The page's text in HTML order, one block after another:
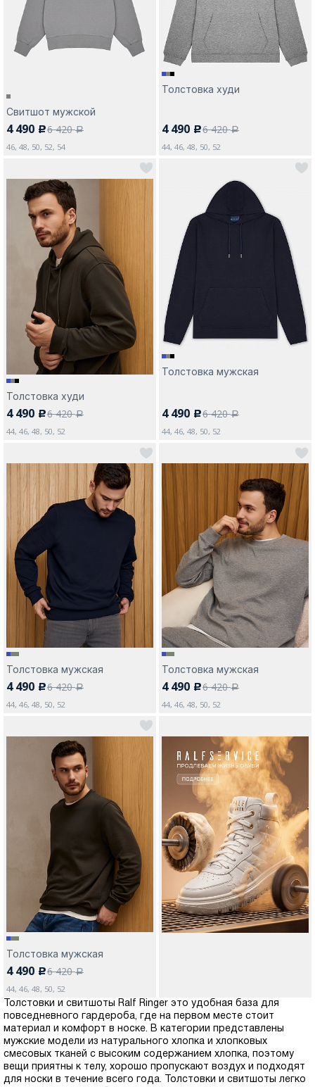
Да, все верно Изменить город
О компании
Покупателям
Свитшот мужской
4 490 c6 420a
46, 48, 50, 52, 54
Толстовка худи
4 490 c6 420a
44, 46, 48, 50, 52
Толстовка худи
4 490 c6 420a
44, 46, 48, 50, 52
Толстовка мужская
4 490 c6 420a
44, 46, 48, 50, 52
Толстовка мужская
4 490 c6 420a
44, 46, 48, 50, 52
Толстовка мужская
4 490 c6 420a
44, 46, 48, 50, 52
Толстовка мужская
4 490 c6 420a
44, 46, 48, 50, 52
Толстовки и свитшоты Ralf Ringer это удобная база для
повседневного гардероба, где на первом месте стоит
материал и комфорт в носке. В категории представлены
мужские модели из натурального хлопка и хлопковых
смесовых тканей с высоким содержанием хлопка, поэтому
вещи приятны к телу, хорошо пропускают воздух и подходят
для носки в течение всего года. Толстовки и свитшоты легко